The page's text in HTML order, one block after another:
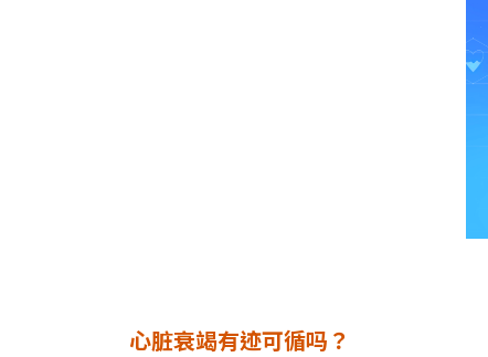
心脏衰竭有迹可循吗？